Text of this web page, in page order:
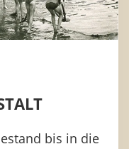
bis in die